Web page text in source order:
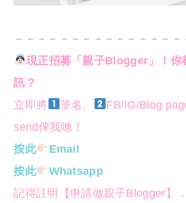
－－－－－－－－－－－－－－－
現正招募「親子Blogger」！你
訊？
立即將
筆名、 FB/IG/Blog
send俾我哋！
按此
Email
按此
Whatsapp
記得註明【申請做親子Blogger】